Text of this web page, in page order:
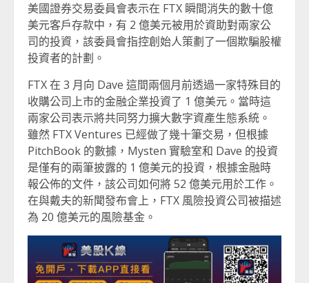
美國證券交易委員會表示在 FTX 瞬間消失的數十億
美元客戶存款中，有 2 億美元被用於資助對兩家公
司的投資，該委員會指控創始人策劃了一個欺騙股權
投資者的計劃。
FTX 在 3 月向 Dave 這間兩個月前透過一家特殊目的
收購公司上市的金融企業投資了 1 億美元。當時這
兩家公司表示將共同努力擴大數字資產生態系統。
雖然 FTX Ventures 已經做了幾十筆交易，但根據
PitchBook 的數據，Mysten 實驗室和 Dave 的投資
是僅有的兩筆披露的 1 億美元的投資，根據金融時
報公佈的文件，該公司如何將 52 億美元用於工作。
在與戴夫的新聞發布會上，FTX 風險投資公司被描述
為 20 億美元的風險基金。